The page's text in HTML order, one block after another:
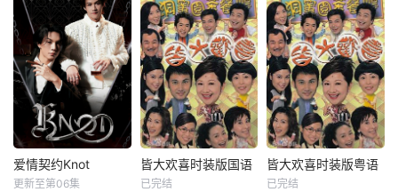
爱情契约Knot
更新至第06集
皆大欢喜时装版国语
已完结
皆大欢喜时装版粤语
已完结